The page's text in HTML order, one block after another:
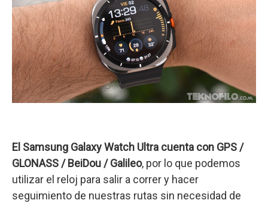
El Samsung Galaxy Watch Ultra cuenta con GPS /
GLONASS / BeiDou / Galileo, por lo que podemos
utilizar el reloj para salir a correr y hacer
seguimiento de nuestras rutas sin necesidad de